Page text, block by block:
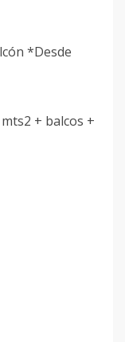
*Desde
+ balcos +